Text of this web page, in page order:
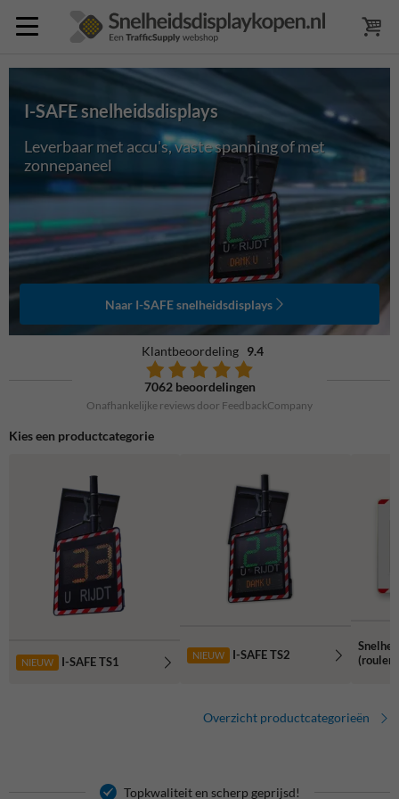
Leverbaar met accu's, vaste spanning of met
zonnepaneel
I-SAFE snelheidsdisplays
Naar I-SAFE snelheidsdisplays
Klantbeoordeling 9.4
7062 beoordelingen
Onafhankelijke reviews door FeedbackCompany
Kies een productcategorie
NIEUW I-SAFE TS1 NIEUW I-SAFE TS2
Overzicht productcategorieën
Topkwaliteit en scherp geprijsd!